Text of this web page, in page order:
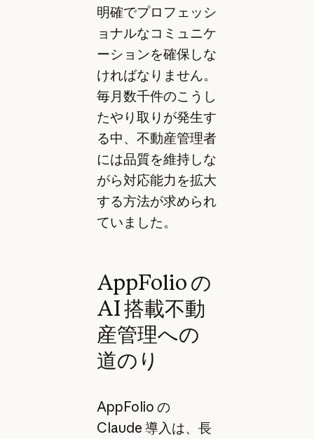
明確でプロフェッシ
ョナルなコミュニケ
ーションを確保しな
ければなりません。
毎月数千件のこうし
たやり取りが発生す
る中、不動産管理者
には品質を維持しな
がら対応能力を拡大
する方法が求められ
ていました。
AppFolio の
AI 搭載不動
産管理への
道のり
AppFolio の
Claude 導入は、長